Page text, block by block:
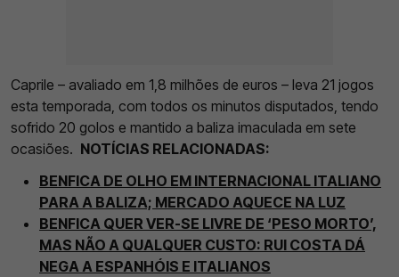
Caprile – avaliado em 1,8 milhões de euros – leva 21 jogos
esta temporada, com todos os minutos disputados, tendo
sofrido 20 golos e mantido a baliza imaculada em sete
ocasiões. NOTÍCIAS RELACIONADAS:
BENFICA DE OLHO EM INTERNACIONAL ITALIANO
PARA A BALIZA; MERCADO AQUECE NA LUZ
BENFICA QUER VER-SE LIVRE DE ‘PESO MORTO’,
MAS NÃO A QUALQUER CUSTO: RUI COSTA DÁ
NEGA A ESPANHÓIS E ITALIANOS